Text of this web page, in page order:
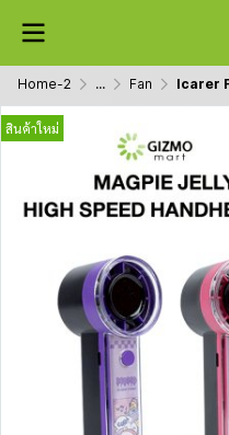
Home-2 ... Fan Icarer
สินค้าใหม่